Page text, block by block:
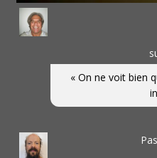
« On ne voit bien